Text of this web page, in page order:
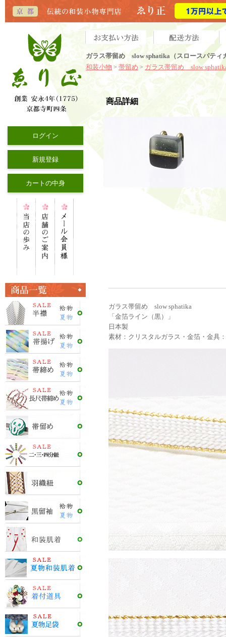
ガラス帯留め slow sphatika（スロースパテ
和装小物 > 帯留め > ガラス帯留め slow
ログイン
新規登録
カートの中身
商品詳細
ガラス帯留め slow sphatika
「金箔ライン（黒）」
日本製
素材：クリスタルガラス・金箔・金具